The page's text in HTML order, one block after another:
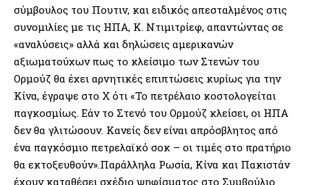
σύμβουλος του Πουτιν, και ειδικός απεσταλμένος στις
συνομιλίες με τις ΗΠΑ, Κ. Ντιμιτρίεφ, απαντώντας σε
«αναλύσεις» αλλά και δηλώσεις αμερικανών
αξιωματούχων πως το κλείσιμο των Στενών του
Ορμούζ θα έχει αρνητικές επιπτώσεις κυρίως για την
Κίνα, έγραψε στο Χ ότι «Το πετρέλαιο κοστολογείται
παγκοσμίως. Εάν το Στενό του Ορμούζ κλείσει, οι ΗΠΑ
δεν θα γλιτώσουν. Κανείς δεν είναι απρόσβλητος από
ένα παγκόσμιο πετρελαϊκό σοκ – οι τιμές στο πρατήριο
θα εκτοξευθούν».Παράλληλα Ρωσία, Κίνα και Πακιστάν
έχουν καταθέσει σχέδιο ψηφίσματος στο Συμβούλιο